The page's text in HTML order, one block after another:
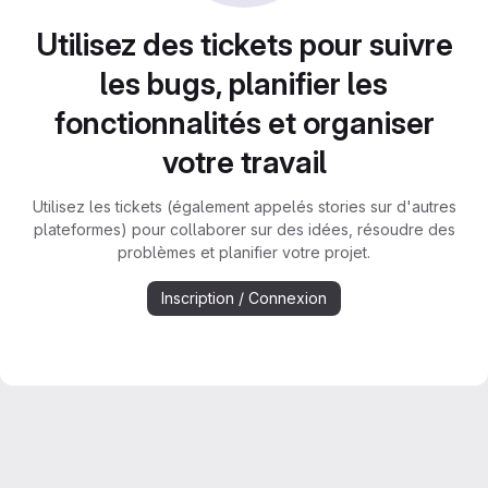
Utilisez des tickets pour suivre
les bugs, planifier les
fonctionnalités et organiser
votre travail
Utilisez les tickets (également appelés stories sur d'autres
plateformes) pour collaborer sur des idées, résoudre des
problèmes et planifier votre projet.
Inscription / Connexion